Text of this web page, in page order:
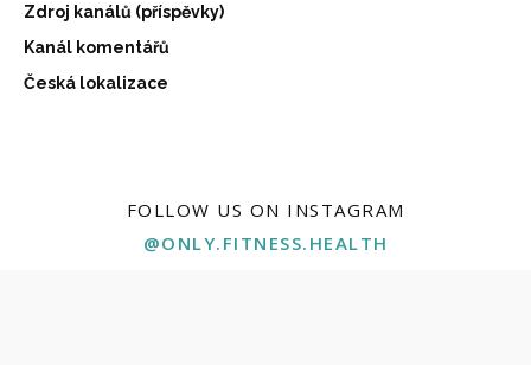
Zdroj kanálů (příspěvky)
Kanál komentářů
Česká lokalizace
FOLLOW US ON INSTAGRAM
@ONLY.FITNESS.HEALTH